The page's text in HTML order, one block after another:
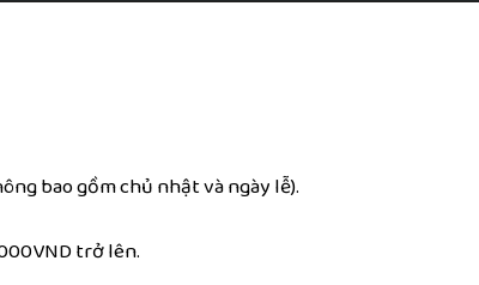
bao gồm chủ nhật và ngày lễ).
trở lên.